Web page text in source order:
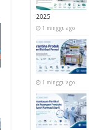
2025
1 minggu ago
1 minggu ago